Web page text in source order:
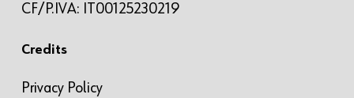
CF/P.IVA: IT00125230219
Credits
Privacy Policy